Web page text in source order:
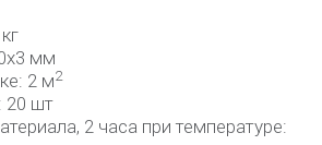
мм
2 м2
20 шт
2 часа при температуре: